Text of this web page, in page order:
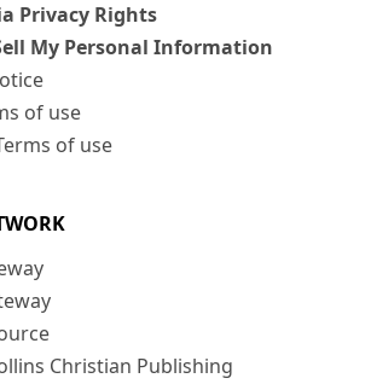
Privacy Rights
My Personal Information
of use
of use
Christian Publishing